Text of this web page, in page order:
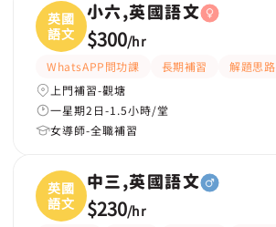
英國
語文
小六,英國語文
$300/hr
WhatsAPP問功課 長期補習 解題思路
上門補習-觀塘
一星期2日-1.5小時/堂
女導師-全職補習
英國
語文
中三,英國語文
$230/hr